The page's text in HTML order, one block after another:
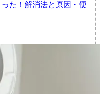
た！解消法と原因・便